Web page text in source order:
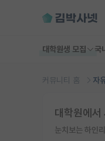
대학원생 모집 국
커뮤니티 홈 자
대학원에서
눈치보는 하인